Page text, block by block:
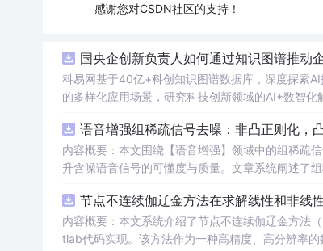
感谢您对CSDN社区的支持！
国央企创新负责人如何通过知识图谱推动
科易网基于40亿+科创知识图谱数据库，深度探索
的多样化应用场景，研究科技创新领域的AI+数智化
语音增强组稀疏信号去噪：非凸正则化，
内容概要：本文围绕【语音增强】领域中的组稀疏
升含噪语音信号的可懂度与质量。文章系统阐述了
语音信号预处理、稀疏系数求解、去噪重构等关键
数学可处理性的同时显著增强了去噪性能，尤其适用于低信噪比环境下的语音
理论基础，熟悉稀疏表示与最优化方法，且拥有
节点不连续伽辽金方法在求解线性和非线
内容概要：本文系统介绍了节点不连续伽辽金方法
tlab代码实现。该方法作为一种高精度、高分辨率